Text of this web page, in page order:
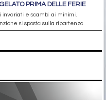
PRIMA DELLE FERIE
invariati e scambi ai minimi.
si sposta sulla ripartenza